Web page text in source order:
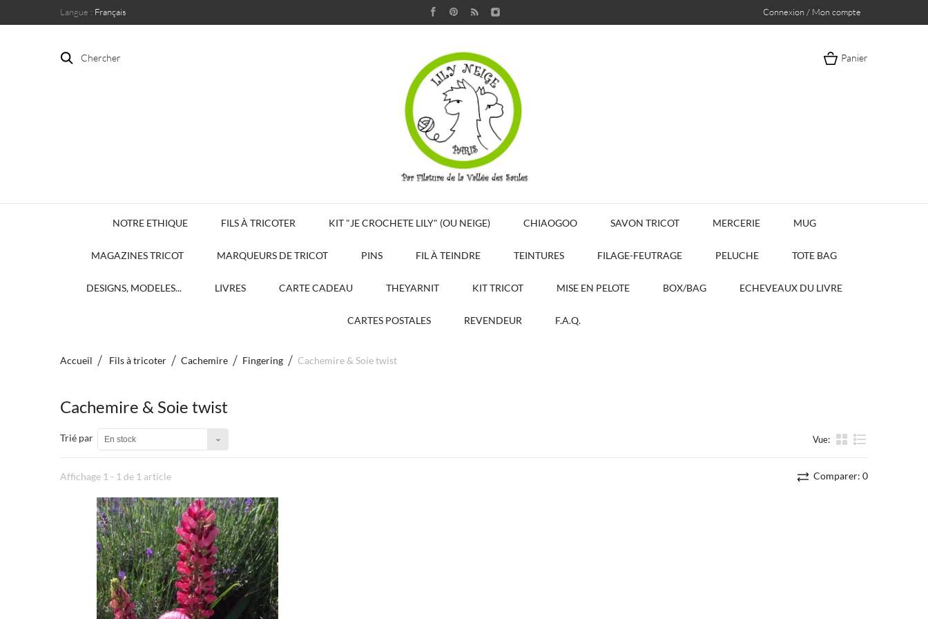
Langue : Français Connexion / Mon compte
Chercher Panier
NOTRE ETHIQUE FILS À TRICOTER KIT "JE CROCHETE LILY" (OU NEIGE) CHIAOGOO SAVON TRICOT MERCERIE MUG
MAGAZINES TRICOT MARQUEURS DE TRICOT PINS FIL À TEINDRE TEINTURES FILAGE-FEUTRAGE PELUCHE TOTE BAG
DESIGNS, MODELES... LIVRES CARTE CADEAU THEYARNIT KIT TRICOT MISE EN PELOTE BOX/BAG ECHEVEAUX DU LIVRE
CARTES POSTALES REVENDEUR F.A.Q.
Accueil Fils à tricoter Cachemire Fingering Cachemire & Soie twist
Cachemire & Soie twist
Vue:
Trié par En stock
Comparer: 0
Affichage 1 - 1 de 1 article